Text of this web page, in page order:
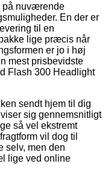
på nuværende
En der er
til en
lige præcis når
er jo i høj
mest prisbevidste
Flash 300 Headlight
sendt hjem til dig
sig gennemsnitligt
så vel ekstremt
vil dog til
selv, men den
lige ved online